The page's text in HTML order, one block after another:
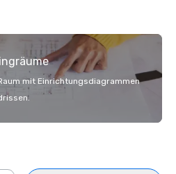
mit Einrichtungsdiagrammen